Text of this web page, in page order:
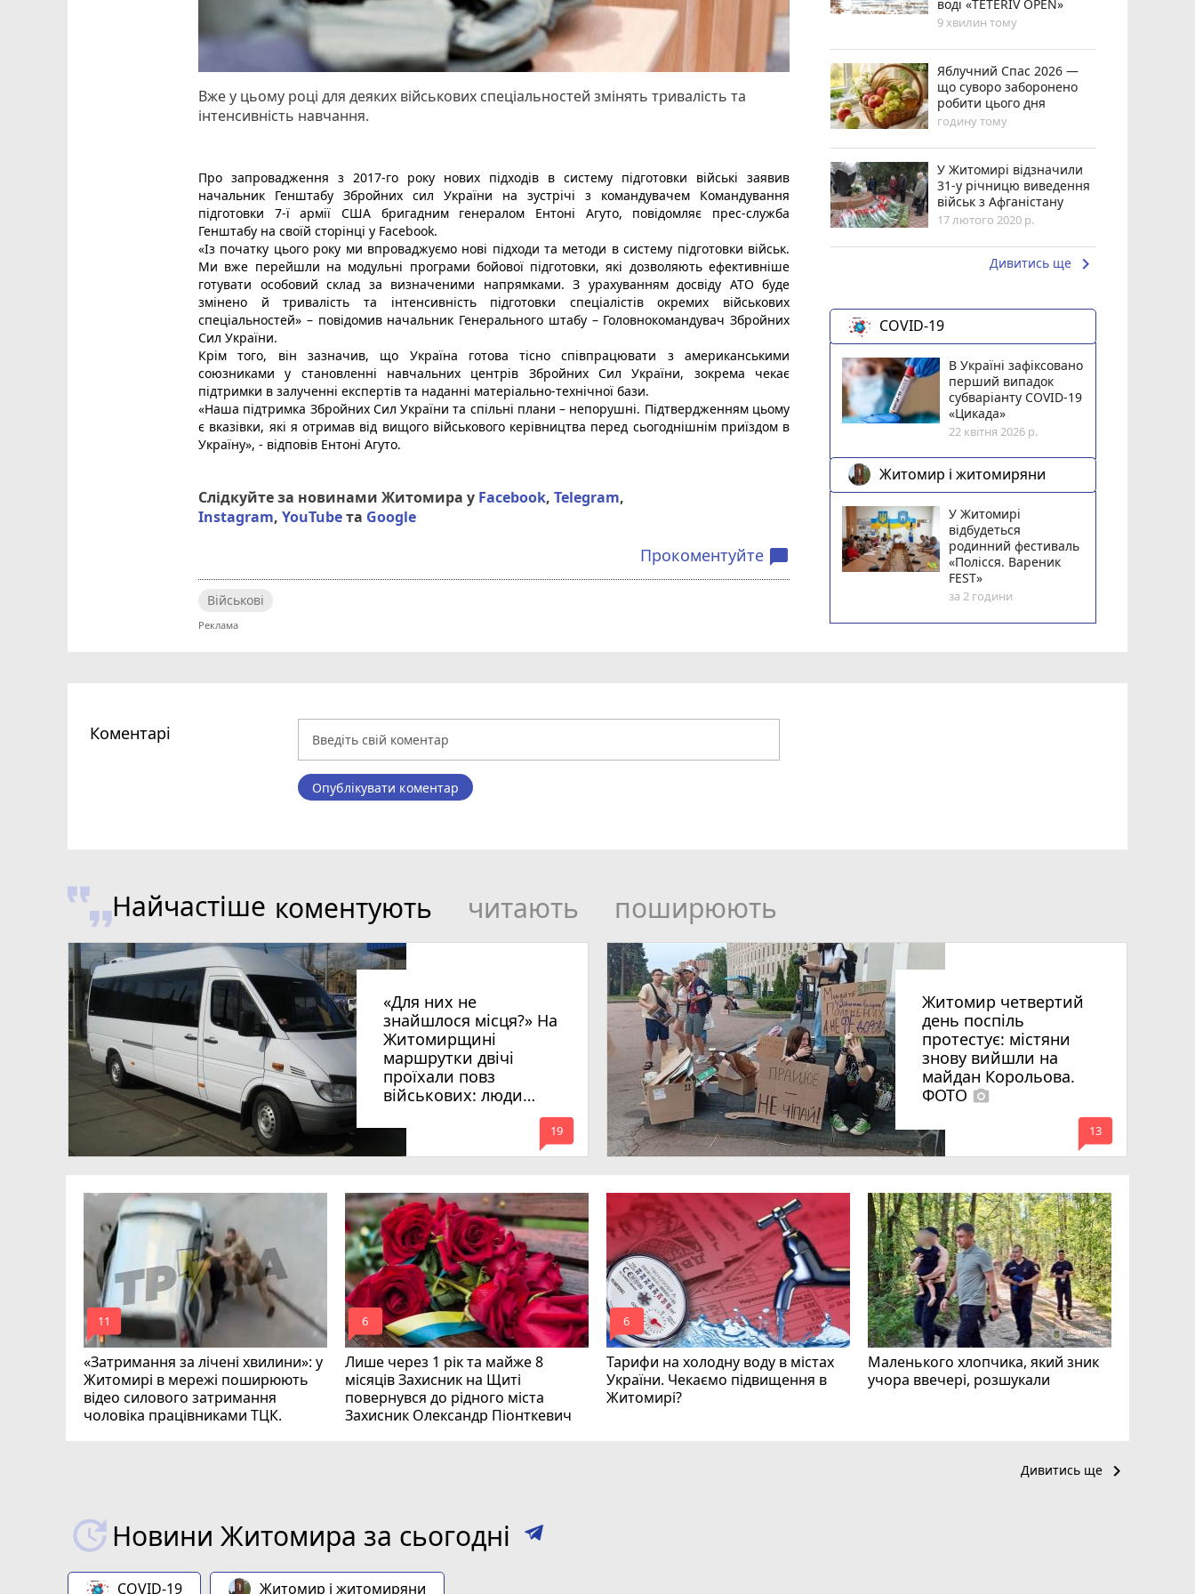
Вже у цьому році для деяких військових спеціальностей змінять тривалість та
інтенсивність навчання.
Про запровадження з 2017-го року нових підходів в систему підготовки війські заявив
начальник Генштабу Збройних сил України на зустрічі з командувачем Командування
підготовки 7-ї армії США бригадним генералом Ентоні Агуто, повідомляє прес-служба
Генштабу на своїй сторінці у Facebook.
«Із початку цього року ми впроваджуємо нові підходи та методи в систему підготовки військ.
Ми вже перейшли на модульні програми бойової підготовки, які дозволяють ефективніше
готувати особовий склад за визначеними напрямками. З урахуванням досвіду АТО буде
змінено й тривалість та інтенсивність підготовки спеціалістів окремих військових
спеціальностей» – повідомив начальник Генерального штабу – Головнокомандувач Збройних
Сил України.
Крім того, він зазначив, що Україна готова тісно співпрацювати з американськими
союзниками у становленні навчальних центрів Збройних Сил України, зокрема чекає
підтримки в залученні експертів та наданні матеріально-технічної бази.
«Наша підтримка Збройних Сил України та спільні плани – непорушні. Підтвердженням цьому
є вказівки, які я отримав від вищого військового керівництва перед сьогоднішнім приїздом в
Україну», - відповів Ентоні Агуто.
Слідкуйте за новинами Житомира у Facebook,Telegram,
Instagram,YouTubeта Google
Прокоментуйте chat_bubble
Військові
воді «TETERIV OPEN»
9 хвилин тому
Яблучний Спас 2026 —
що суворо заборонено
робити цього дня
годину тому
У Житомирі відзначили
31-у річницю виведення
військ з Афганістану
17 лютого 2020 р.
Дивитись ще keyboard_arrow_right
COVID-19
В Україні зафіксовано
перший випадок
субваріанту COVID-19
«Цикада»
22 квітня 2026 р.
Житомир і житомиряни
У Житомирі
відбудеться
родинний фестиваль
«Полісся. Вареник
FEST»
за 2 години
Коментарі
Опублікувати коментар
Найчастіше коментують читають поширюють
«Для них не
знайшлося місця?» На
Житомирщині
маршрутки двічі
проїхали повз
військових: люди
вимагають покарати
винних
mode_comment
19
Житомир четвертий
день поспіль
протестує: містяни
знову вийшли на
майдан Корольова.
ФОТО photo_camera
mode_comment
13
«Затримання за лічені хвилини»: у
Житомирі в мережі поширюють
відео силового затримання
чоловіка працівниками ТЦК.
mode_comment
11
Лише через 1 рік та майже 8
місяців Захисник на Щиті
повернувся до рідного міста
Захисник Олександр Піонткевич
mode_comment
6
Тарифи на холодну воду в містах
України. Чекаємо підвищення в
Житомирі?
mode_comment
6
Маленького хлопчика, який зник
учора ввечері, розшукали
Дивитись ще keyboard_arrow_right
Новини Житомира за сьогодні
COVID-19 Житомир і житомиряни